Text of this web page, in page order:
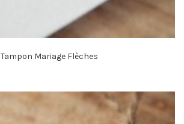
Tampon Mariage Flèches